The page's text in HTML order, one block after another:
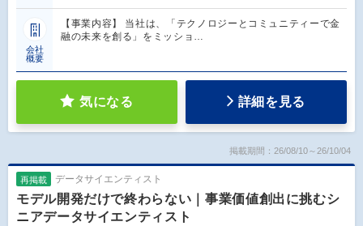
会社
概要
【事業内容】 当社は、「テクノロジーとコミュニティーで金
融の未来を創る」をミッショ…
気になる 詳細を見る
掲載期間：26/08/10～26/10/04
再掲載 データサイエンティスト
モデル開発だけで終わらない｜事業価値創出に挑むシ
ニアデータサイエンティスト